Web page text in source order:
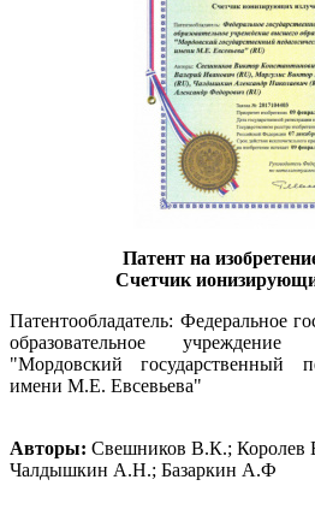
Патент на
Счетчик
Патентообладатель: Федеральное
образовательное
"Мордовский государственный
имени М.Е. Евсевьева"
Авторы: Свешников В.К.;
Чалдышкин А.Н.; Базаркин А.Ф